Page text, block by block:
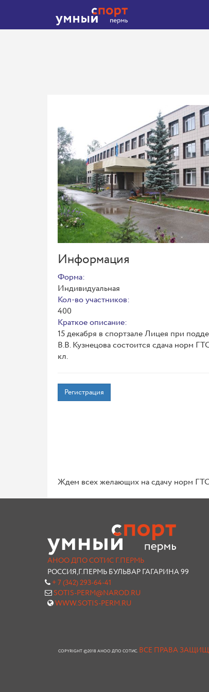
Информация
Форма:
Индивидуальная
Кол-во участников:
400
Краткое описание:
15 декабря в спортзале Лицея при
В.В. Кузнецова состоится сдача норм
кл.
Регистрация
Ждем всех желающих на сдачу норм
АНОО ДПО СОТИС Г.ПЕРМЬ
РОССИЯ,Г.ПЕРМЬ БУЛЬВАР ГАГАРИНА 99
+ 7 (342) 293-64-41
SOTIS-PERM@NAROD.RU
WWW.SOTIS-PERM.RU
COPYRIGHT ©2018 АНОО ДПО СОТИС. ВСЕ ПРАВА